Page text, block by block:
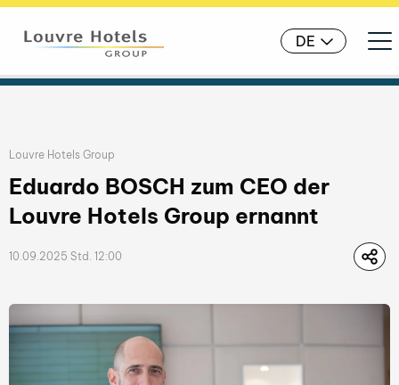
DE
Eduardo BOSCH zum CEO der
Louvre Hotels Group ernannt
Liste der Publikationskategorien
Louvre Hotels Group
10.09.2025 Std. 12:00